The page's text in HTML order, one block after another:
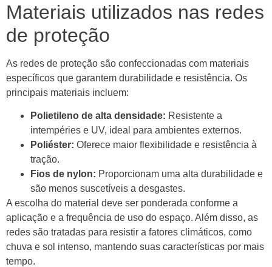
Materiais utilizados nas redes
de proteção
As redes de proteção são confeccionadas com materiais
específicos que garantem durabilidade e resistência. Os
principais materiais incluem:
Polietileno de alta densidade: Resistente a
intempéries e UV, ideal para ambientes externos.
Poliéster: Oferece maior flexibilidade e resistência à
tração.
Fios de nylon: Proporcionam uma alta durabilidade e
são menos suscetíveis a desgastes.
A escolha do material deve ser ponderada conforme a
aplicação e a frequência de uso do espaço. Além disso, as
redes são tratadas para resistir a fatores climáticos, como
chuva e sol intenso, mantendo suas características por mais
tempo.